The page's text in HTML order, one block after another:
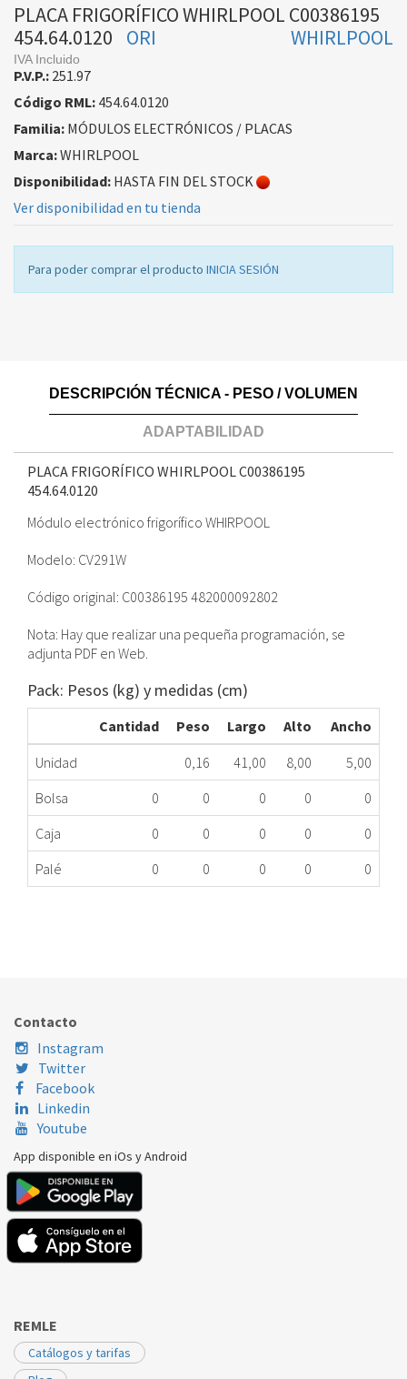
PLACA FRIGORÍFICO WHIRLPOOL C00386195
454.64.0120
WHIRLPOOL
ORI
IVA Incluido
P.V.P.: 251.97
Código RML: 454.64.0120
Familia: MÓDULOS ELECTRÓNICOS / PLACAS
Marca:WHIRLPOOL
Disponibilidad: HASTA FIN DEL STOCK
Ver disponibilidad en tu tienda
Para poder comprar el producto INICIA SESIÓN
DESCRIPCIÓN TÉCNICA - PESO / VOLUMEN
ADAPTABILIDAD
PLACA FRIGORÍFICO WHIRLPOOL C00386195
454.64.0120
Módulo electrónico frigorífico WHIRPOOL
Modelo: CV291W
Código original: C00386195 482000092802
Nota: Hay que realizar una pequeña programación, se
adjunta PDF en Web.
Pack: Pesos (kg) y medidas (cm)
Cantidad Peso Largo Alto
Ancho
Unidad
0,16 41,00 8,00
5,00
Bolsa
0 0 0 0
0
Caja
0 0 0 0
0
Palé
0 0 0 0 0
Contacto
Instagram
Twitter
Facebook
Linkedin
Youtube
App disponible en iOs y Android
REMLE
Catálogos y tarifas